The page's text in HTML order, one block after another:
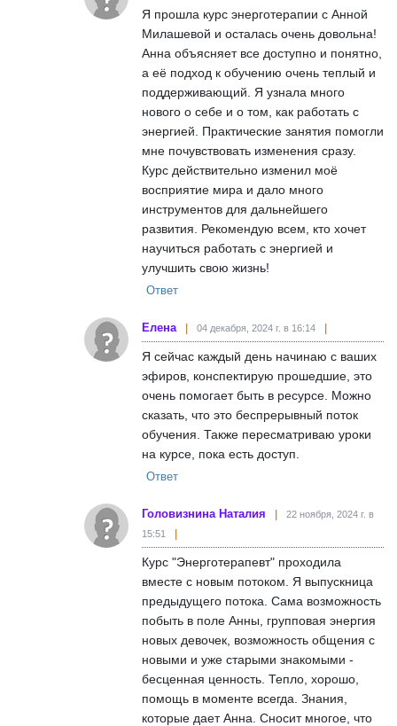
Я прошла курс энерготерапии с Анной
Милашевой и осталась очень довольна!
Анна объясняет все доступно и понятно,
а её подход к обучению очень теплый и
поддерживающий. Я узнала много
нового о себе и о том, как работать с
энергией. Практические занятия помогли
мне почувствовать изменения сразу.
Курс действительно изменил моё
восприятие мира и дало много
инструментов для дальнейшего
развития. Рекомендую всем, кто хочет
научиться работать с энергией и
улучшить свою жизнь!
Ответ
Елена 04 декабря, 2024 г. в 16:14
Я сейчас каждый день начинаю с ваших
эфиров, конспектирую прошедшие, это
очень помогает быть в ресурсе. Можно
сказать, что это беспрерывный поток
обучения. Также пересматриваю уроки
на курсе, пока есть доступ.
Ответ
Головизнина Наталия
22 ноября, 2024 г. в
15:51
Курс "Энерготерапевт" проходила
вместе с новым потоком. Я выпускница
предыдущего потока. Сама возможность
побыть в поле Анны, групповая энергия
новых девочек, возможность общения с
новыми и уже старыми знакомыми -
бесценная ценность. Тепло, хорошо,
помощь в моменте всегда. Знания,
которые дает Анна. Сносит многое, что